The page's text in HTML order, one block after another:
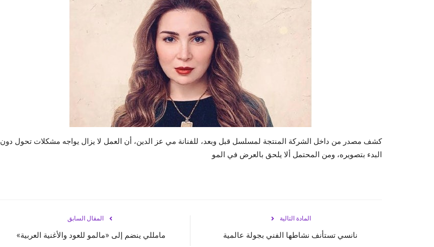
كشف مصدر من داخل الشركة المنتجة لمسلسل قبل وبعد، للفنانة مي عز الدين، أن العمل لا يزال يواجه مشكلات تحول دون
البدء بتصويره، ومن المحتمل ألا يلحق بالعرض في المو
المقال السابق
مامللي ينضم إلى «مالمو للعود والأغنية العربية»
المادة التالية
نانسي تستأنف نشاطها الفني بجولة عالمية